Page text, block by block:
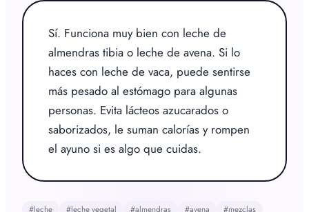
Sí. Funciona muy bien con leche de
almendras tibia o leche de avena. Si lo
haces con leche de vaca, puede sentirse
más pesado al estómago para algunas
personas. Evita lácteos azucarados o
saborizados, le suman calorías y rompen
el ayuno si es algo que cuidas.
#leche #leche vegetal #almendras #avena #mezclas